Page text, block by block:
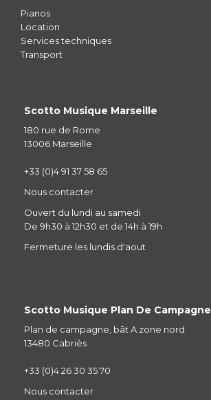
Pianos
Location
Services techniques
Transport
Scotto Musique Marseille
180 rue de Rome
13006 Marseille
+33 (0)4 91 37 58 65
Nous contacter
Ouvert du lundi au samedi
De 9h30 à 12h30 et de 14h à 19h
Fermeture les lundis d'aout
Scotto Musique Plan De Campagne
Plan de campagne, bât A zone nord
13480 Cabriès
+33 (0)4 26 30 35 70
Nous contacter